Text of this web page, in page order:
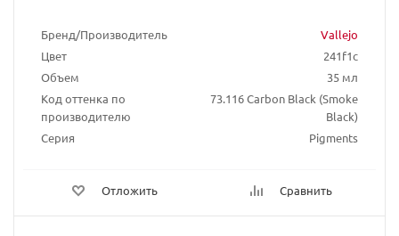
Бренд/Производитель
Vallejo
Цвет
241f1c
Объем
35 мл
Код оттенка по
производителю
73.116 Carbon Black (Smoke
Black)
Серия
Pigments
Отложить Сравнить